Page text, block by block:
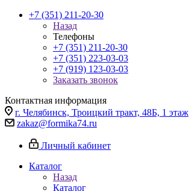
+7 (351) 211-20-30
Назад
Телефоны
+7 (351) 211-20-30
+7 (351) 223-03-03
+7 (919) 123-03-03
Заказать звонок
Контактная информация
г. Челябинск, Троицкий тракт, 48Б, 1 этаж
zakaz@formika74.ru
Личный кабинет
Каталог
Назад
Каталог